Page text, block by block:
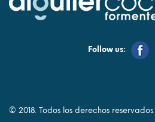
Follow us:
© 2018. Todos los derechos reservados.